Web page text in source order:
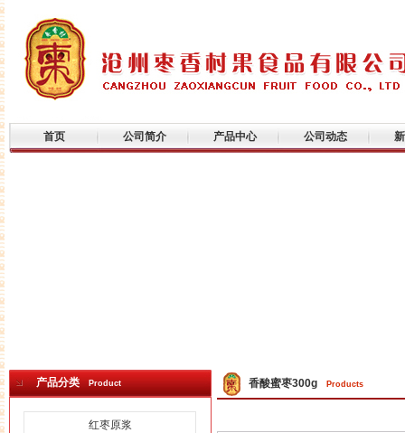
首页 公司简介 产品中心 公司动态
产品分类 Product
红枣原浆
香酸蜜枣300g Products